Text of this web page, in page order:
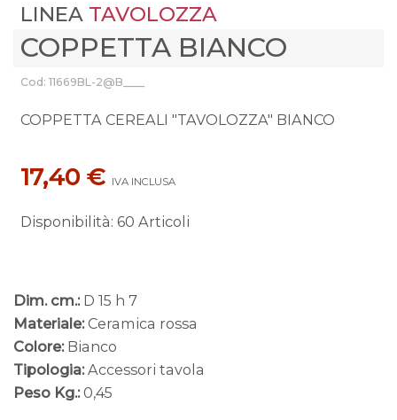
LINEA TAVOLOZZA
COPPETTA BIANCO
Cod: 11669BL-2@B____
COPPETTA CEREALI "TAVOLOZZA" BIANCO
17,40 € IVA INCLUSA
Disponibilità: 60 Articoli
Dim. cm.: D 15 h 7
Materiale: Ceramica rossa
Colore: Bianco
Tipologia: Accessori tavola
Peso Kg.: 0,45